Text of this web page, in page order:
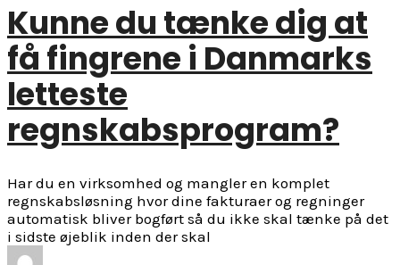
Kunne du tænke dig at
få fingrene i Danmarks
letteste
regnskabsprogram?
Har du en virksomhed og mangler en komplet
regnskabsløsning hvor dine fakturaer og regninger
automatisk bliver bogført så du ikke skal tænke på det
i sidste øjeblik inden der skal